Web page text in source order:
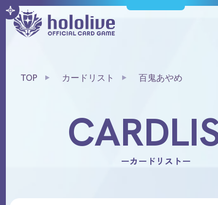
TOP カードリスト 百鬼あやめ
ーカードリストー